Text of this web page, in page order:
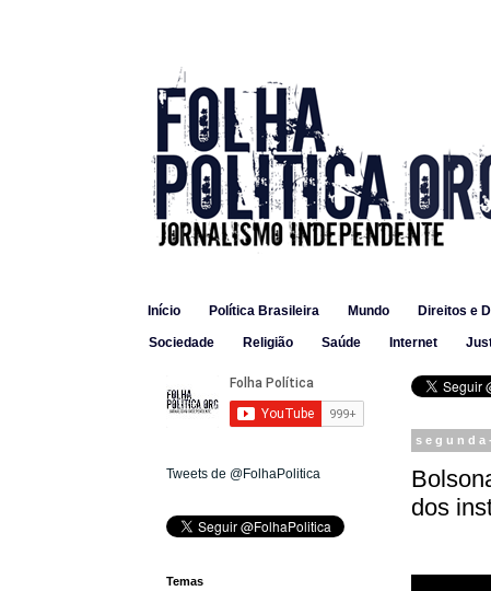
Início Política Brasileira Mundo Direitos e
Sociedade Religião Saúde Internet
dos
Tweets de @FolhaPolitica
Temas